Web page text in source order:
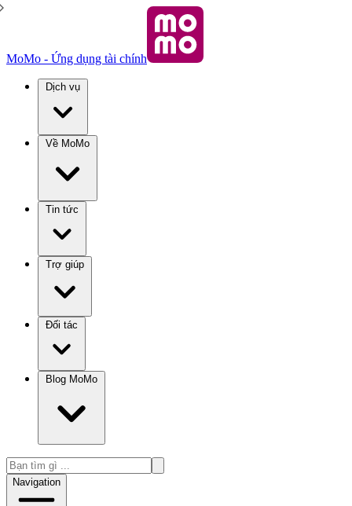
MoMo - Ứng dụng tài chính
Dịch vụ
Về MoMo
Tin tức
Trợ giúp
Đối tác
Blog MoMo
Navigation